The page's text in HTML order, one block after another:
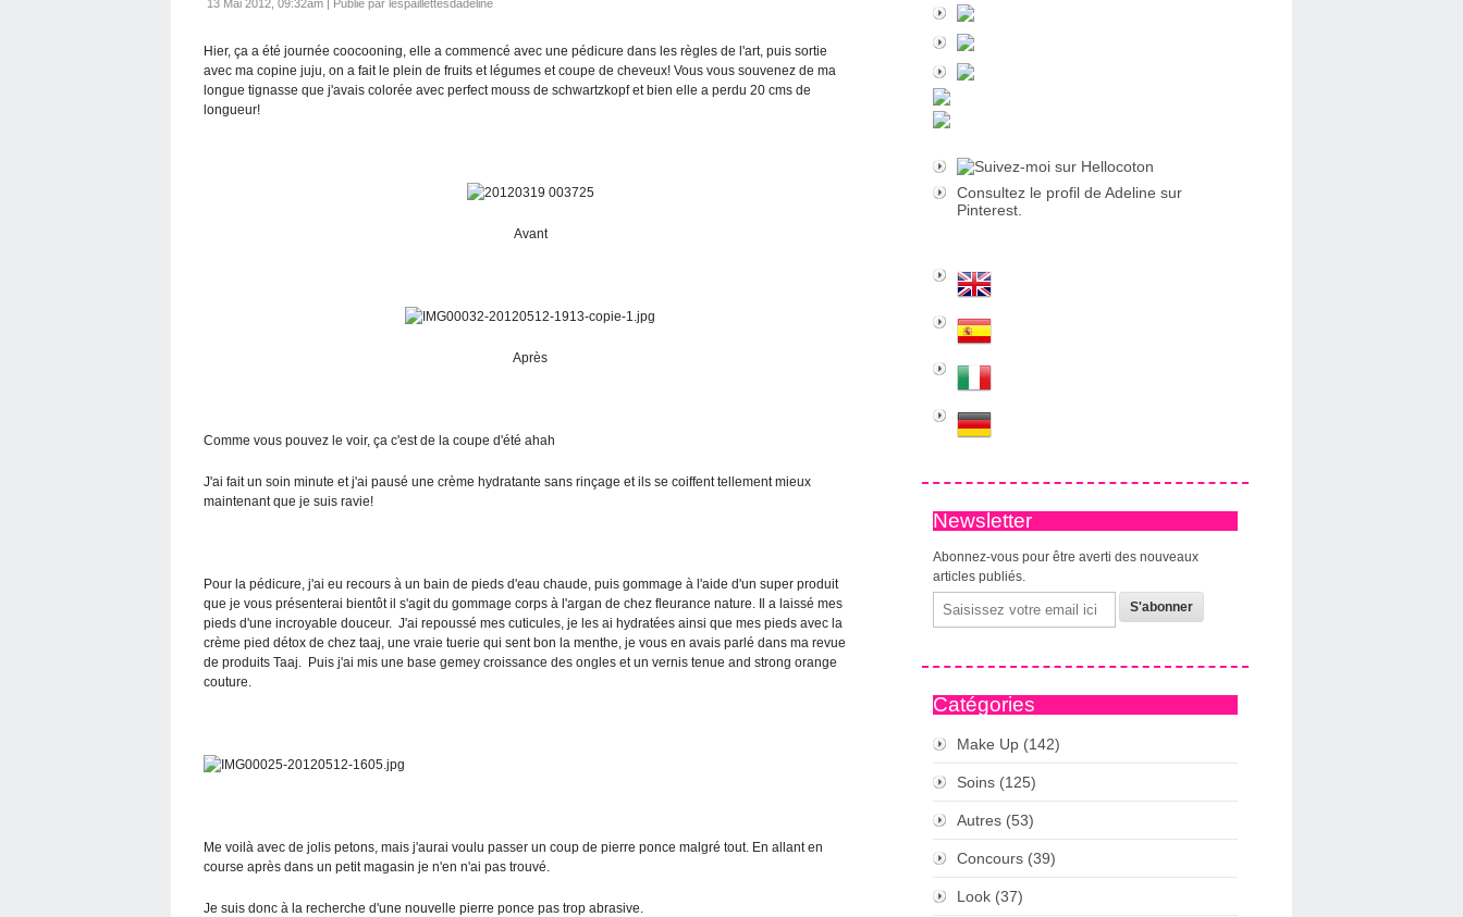
13 Mai 2012, 09:32am | Publié par lespaillettesdadeline
Hier, ça a été journée coocooning, elle a commencé avec une pédicure dans les règles de l'art, puis sortie
avec ma copine juju, on a fait le plein de fruits et légumes et coupe de cheveux! Vous vous souvenez de ma
longue tignasse que j'avais colorée avec perfect mouss de schwartzkopf et bien elle a perdu 20 cms de
longueur!
Avant
Après
Comme vous pouvez le voir, ça c'est de la coupe d'été ahah
J'ai fait un soin minute et j'ai pausé une crème hydratante sans rinçage et ils se coiffent tellement mieux
maintenant que je suis ravie!
Pour la pédicure, j'ai eu recours à un bain de pieds d'eau chaude, puis gommage à l'aide d'un super produit
que je vous présenterai bientôt il s'agit du gommage corps à l'argan de chez fleurance nature. Il a laissé mes
pieds d'une incroyable douceur. J'ai repoussé mes cuticules, je les ai hydratées ainsi que mes pieds avec la
crème pied détox de chez taaj, une vraie tuerie qui sent bon la menthe, je vous en avais parlé dans ma revue
de produits Taaj. Puis j'ai mis une base gemey croissance des ongles et un vernis tenue and strong orange
couture.
Me voilà avec de jolis petons, mais j'aurai voulu passer un coup de pierre ponce malgré tout. En allant en
course après dans un petit magasin je n'en n'ai pas trouvé.
Je suis donc à la recherche d'une nouvelle pierre ponce pas trop abrasive.
Consultez le profil de Adeline sur
Pinterest.
Newsletter
Abonnez-vous pour être averti des nouveaux
articles publiés.
Email
Catégories
Make Up (142)
Soins (125)
Autres (53)
Concours (39)
Look (37)